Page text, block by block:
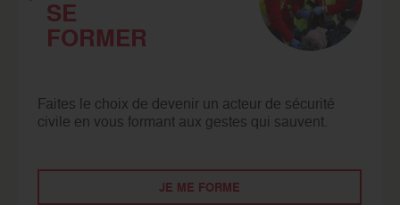
SE
FORMER
Faites le choix de devenir un acteur de sécurité
civile en vous formant aux gestes qui sauvent.
JE ME FORME